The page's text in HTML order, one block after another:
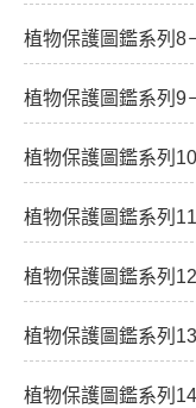
植物保護圖鑑系列8
植物保護圖鑑系列9
植物保護圖鑑系列
植物保護圖鑑系列
植物保護圖鑑系列
植物保護圖鑑系列
植物保護圖鑑系列